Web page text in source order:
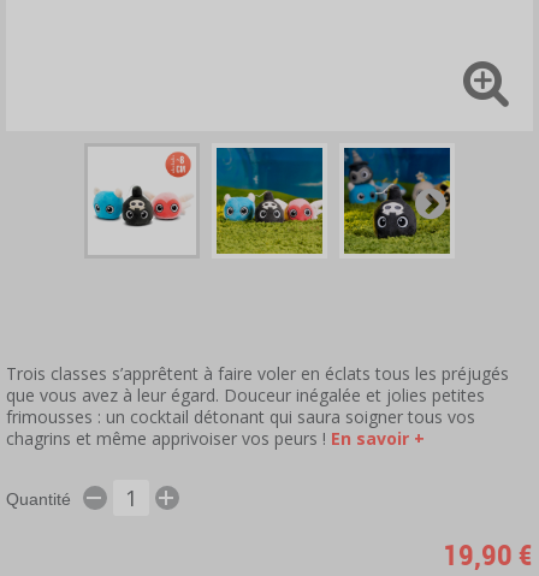
Trois classes s’apprêtent à faire voler en éclats tous les préjugés
que vous avez à leur égard. Douceur inégalée et jolies petites
frimousses : un cocktail détonant qui saura soigner tous vos
chagrins et même apprivoiser vos peurs ! En savoir +
Quantité
19,90 €